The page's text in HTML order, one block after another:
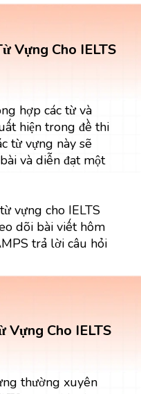
Vựng Cho IELTS
hợp các từ và
hiện trong đề thi
từ vựng này sẽ
và diễn đạt một
vựng cho IELTS
dõi bài viết hôm
trả lời câu hỏi
Vựng Cho IELTS
thường xuyên